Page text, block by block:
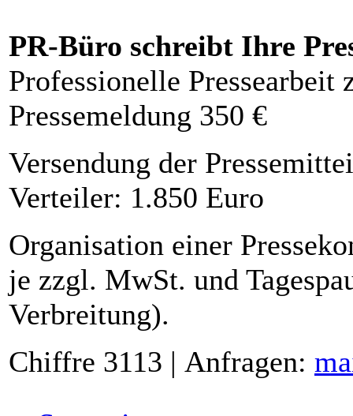
PR-Büro schreibt Ihre
Professionelle Pressearbeit
Pressemeldung 350 €
Versendung der
Verteiler: 1.850 Euro
Organisation einer
je zzgl. MwSt. und
Verbreitung).
Chiffre 3113 | Anfragen: